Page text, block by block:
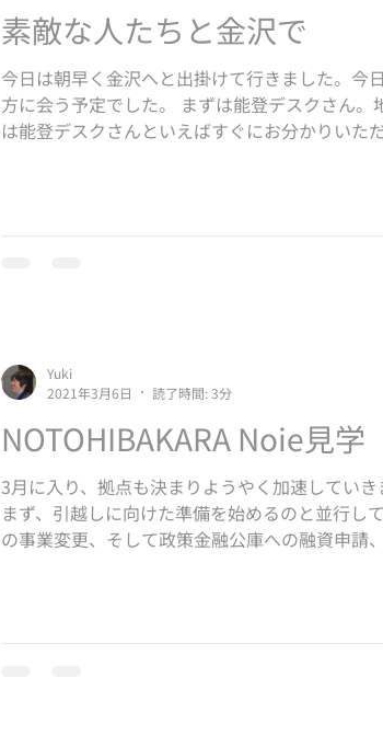
素敵な人たちと金沢で
今日は朝早く金沢へと出掛けて行きました。今
方に会う予定でした。 まずは能登デスクさん。
は能登デスクさんといえばすぐにお分かりいた
NOTOHIBAKARA Noie見学
3月に入り、拠点も決まりようやく加速していき
まず、引越しに向けた準備を始めるのと並行し
の事業変更、そして政策金融公庫への融資申請
Yuki
2021年3月6日
読了時間: 3分